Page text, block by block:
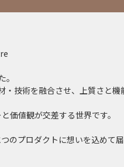
技術を融合させ、上質さと機
価値観が交差する世界です。
のプロダクトに想いを込めて届